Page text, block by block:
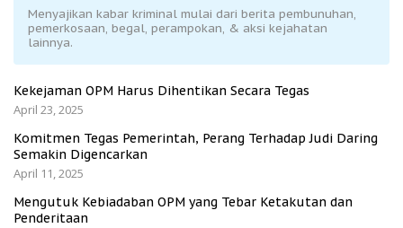
Menyajikan kabar kriminal mulai dari berita pembunuhan,
pemerkosaan, begal, perampokan, & aksi kejahatan
lainnya.
Kekejaman OPM Harus Dihentikan Secara Tegas
April 23, 2025
Komitmen Tegas Pemerintah, Perang Terhadap Judi Daring
Semakin Digencarkan
April 11, 2025
Mengutuk Kebiadaban OPM yang Tebar Ketakutan dan
Penderitaan